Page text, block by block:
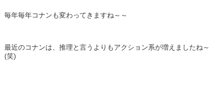
毎年毎年コナンも変わってきますね～～
最近のコナンは、推理と言うよりもアクション系が増えましたね～
(笑)